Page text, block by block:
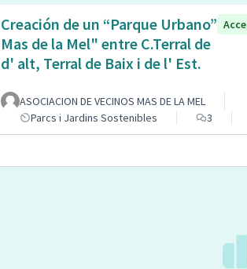
Creación de un “Parque Urbano”
Mas de la Mel" entre C.Terral de
d' alt, Terral de Baix i de l' Est.
ASOCIACION DE VECINOS MAS DE LA MEL
Parcs i Jardins Sostenibles
3